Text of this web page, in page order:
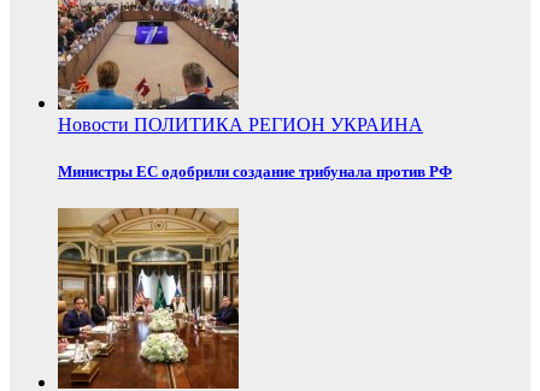
Новости ПОЛИТИКА РЕГИОН УКРАИНА
Министры ЕС одобрили создание трибунала против РФ